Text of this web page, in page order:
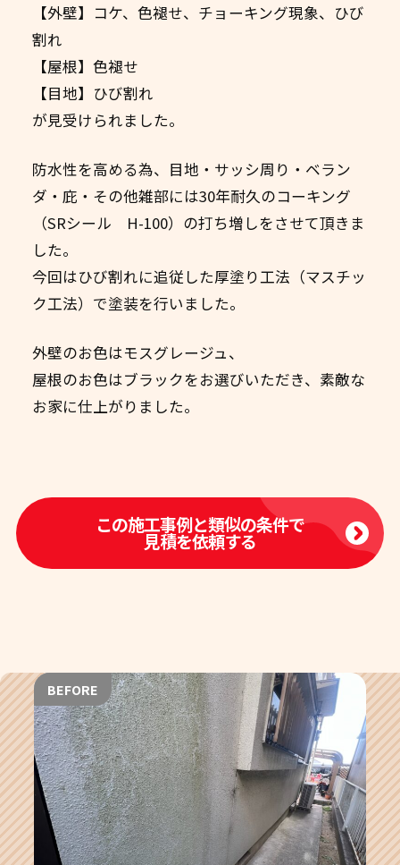
【外壁】コケ、色褪せ、チョーキング現象、ひび
割れ
【屋根】色褪せ
【目地】ひび割れ
が見受けられました。
防水性を高める為、目地・サッシ周り・ベラン
ダ・庇・その他雑部には30年耐久のコーキング
（SRシール H-100）の打ち増しをさせて頂きま
した。
今回はひび割れに追従した厚塗り工法（マスチッ
ク工法）で塗装を行いました。
外壁のお色はモスグレージュ、
屋根のお色はブラックをお選びいただき、素敵な
お家に仕上がりました。
この施工事例と類似の条件で
見積を依頼する
BEFORE